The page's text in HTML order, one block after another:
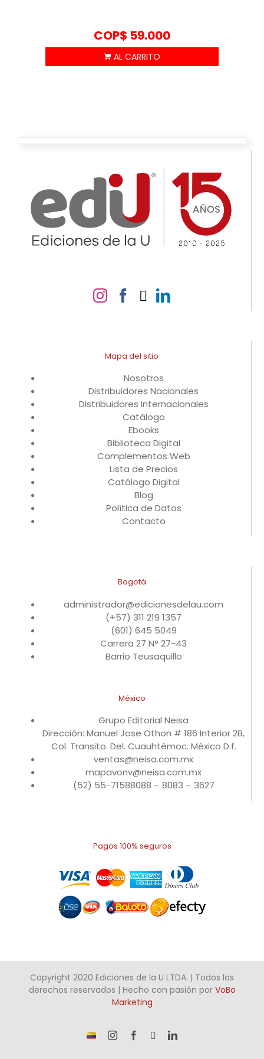
COP$ 59.000
Mapa del sitio
Nosotros
Distribuidores Nacionales
Distribuidores Internacionales
Catálogo
Ebooks
Biblioteca Digital
Complementos Web
Lista de Precios
Catálogo Digital
Blog
Política de Datos
Contacto
Bogotá
administrador@edicionesdelau.com
(+57) 311 219 1357
(601) 645 5049
Carrera 27 N° 27-43
Barrio Teusaquillo
México
Grupo Editorial Neisa
Dirección: Manuel Jose Othon # 186 Interior 2B,
Col. Transito. Del. Cuauhtémoc. México D.f.
ventas@neisa.com.mx
mapavonv@neisa.com.mx
(52) 55-71588088 – 8083 – 3627
Pagos 100% seguros
Copyright 2020 Ediciones de la U LTDA. | Todos los
derechos reservados | Hecho con pasión por VoBo
Marketing
¡Somos InstagramFacebook LinkedIn